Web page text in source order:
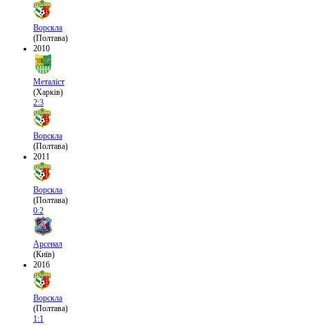
Ворскла
(Полтава)
2010
Металіст
(Харків)
2:3
Ворскла
(Полтава)
2011
Ворскла
(Полтава)
0:2
Арсенал
(Київ)
2016
Ворскла
(Полтава)
1:1